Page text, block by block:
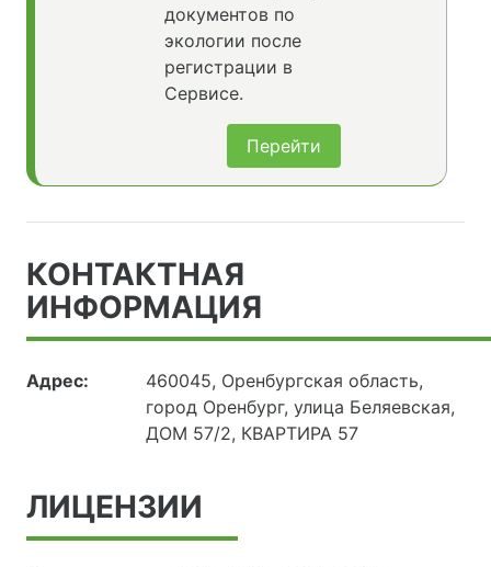
документов по
экологии после
регистрации в
Сервисе.
Перейти
КОНТАКТНАЯ
ИНФОРМАЦИЯ
Адрес:
460045, Оренбургская область,
город Оренбург, улица Беляевская,
ДОМ 57/2, КВАРТИРА 57
ЛИЦЕНЗИИ